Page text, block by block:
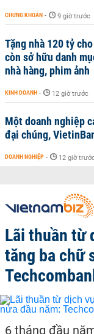
CHỨNG KHOÁN - 9 giờ trước
Tặng nhà 120 tỷ
còn sở hữu danh
nhà hàng, phim ảnh
KINH DOANH - 12 giờ trước
Một doanh nghiệp
đại chúng,
DOANH NGHIỆP - 12 giờ
Lãi thuần từ
tăng ba chữ
6 tháng đầu